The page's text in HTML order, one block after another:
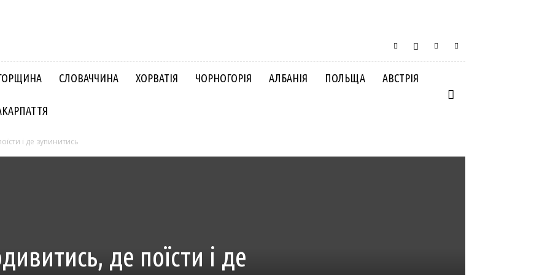
СЛОВАЧЧИНА ХОРВАТІЯ ЧОРНОГОРІЯ АЛБАНІЯ ПОЛЬЩА АВСТРІЯ
і де зупинитись
де поїсти і де